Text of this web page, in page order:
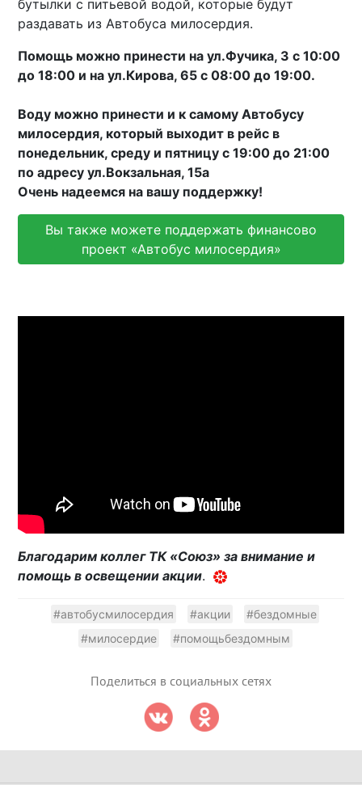
бутылки с питьевой водой, которые будут
раздавать из Автобуса милосердия.
Помощь можно принести на ул.Фучика, 3 с 10:00
до 18:00 и на ул.Кирова, 65 с 08:00 до 19:00.
Воду можно принести и к самому Автобусу
милосердия, который выходит в рейс в
понедельник, среду и пятницу с 19:00 до 21:00
по адресу ул.Вокзальная, 15а
Очень надеемся на вашу поддержку!
Вы также можете поддержать финансово
проект «Автобус милосердия»
Благодарим коллег ТК «Союз» за внимание и
помощь в освещении акции.
#автобусмилосердия #акции
#бездомные
#милосердие
#помощьбездомным
Поделиться в социальных сетях